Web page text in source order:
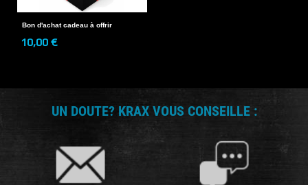
Bon d'achat cadeau à offrir
10,00 €
UN DOUTE? KRAX VOUS CONSEILLE :